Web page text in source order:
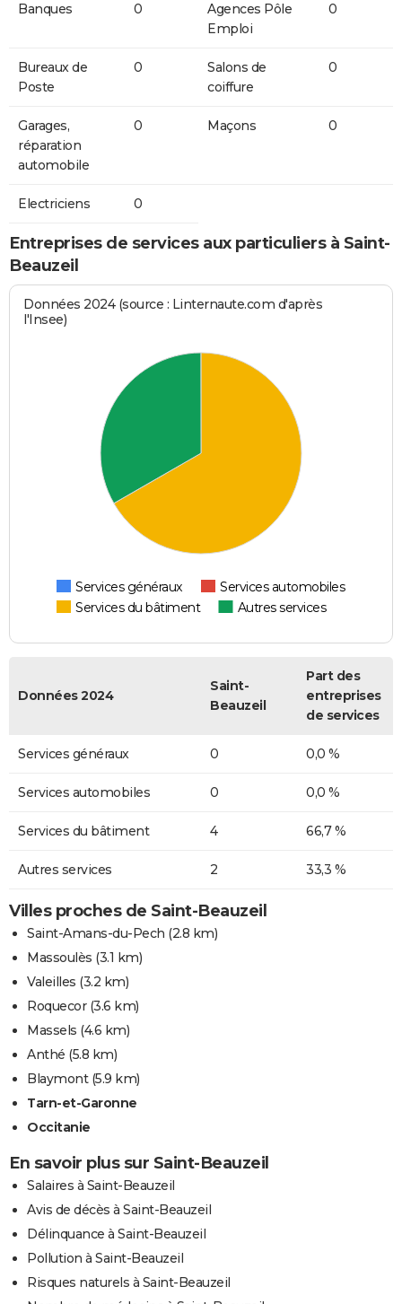
Banques 0
Agences Pôle
Emploi
0
Bureaux de
Poste
0
Salons de
coiffure
0
Garages,
réparation
automobile
0 Maçons 0
Electriciens 0
Entreprises de services aux particuliers à Saint-
Beauzeil
Données 2024 (source : Linternaute.com d'après
l'Insee)
Services généraux
Services automobiles
Services du bâtiment
Autres services
Données 2024
Saint-
Beauzeil
Part des
entreprises
de services
Services généraux 0 0,0 %
Services automobiles 0 0,0 %
Services du bâtiment 4 66,7 %
Autres services 2 33,3 %
Villes proches de Saint-Beauzeil
Saint-Amans-du-Pech (2.8 km)
Massoulès (3.1 km)
Valeilles (3.2 km)
Roquecor(3.6 km)
Massels (4.6 km)
Anthé (5.8 km)
Blaymont(5.9 km)
Tarn-et-Garonne
Occitanie
En savoir plus sur Saint-Beauzeil
Salaires à Saint-Beauzeil
Avis de décès à Saint-Beauzeil
Délinquance à Saint-Beauzeil
Pollution à Saint-Beauzeil
Risques naturels à Saint-Beauzeil